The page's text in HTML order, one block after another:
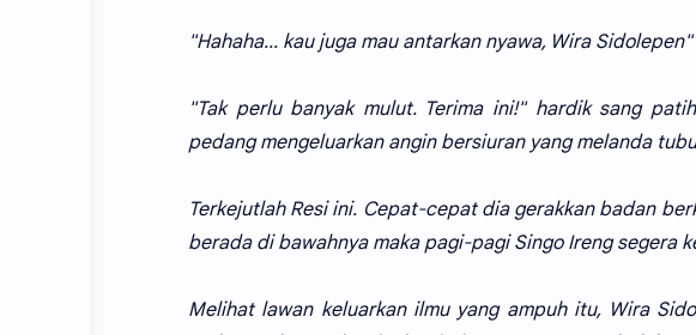
"Hahaha... kau juga mau antarkan nyawa, Wira Sidolepen"
"Tak perlu banyak mulut. Terima ini!" hardik sang
pedang mengeluarkan angin bersiuran yang melanda
Terkejutlah Resi ini. Cepat-cepat dia gerakkan badan
berada di bawahnya maka pagi-pagi Singo Ireng segera
Melihat lawan keluarkan ilmu yang ampuh itu, Wira